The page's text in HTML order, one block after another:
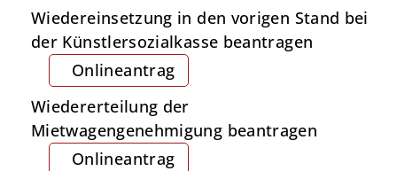
Wiedereinsetzung in den vorigen Stand bei
der Künstlersozialkasse beantragen
Onlineantrag
Wiedererteilung der
Mietwagengenehmigung beantragen
Onlineantrag